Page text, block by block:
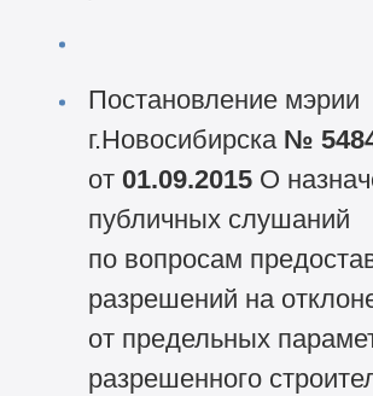
Постановление мэрии
г.Новосибирска №
от 01.09.2015 О
публичных слушаний
по вопросам
разрешений на
от предельных
разрешенного